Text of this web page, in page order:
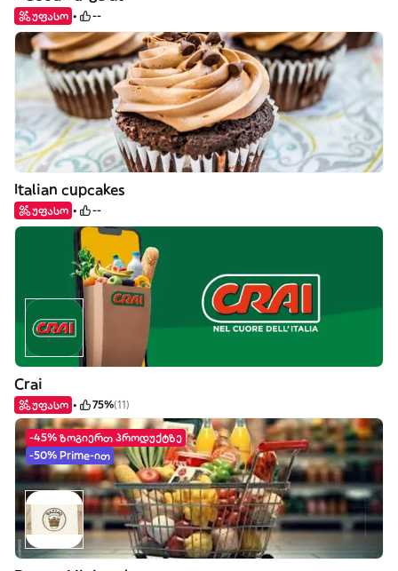
უფასო --
Italian cupcakes
უფასო --
Crai
უფასო 75%(11)
-45% ზოგიერთ პროდუქტზე
-50% Prime-ით